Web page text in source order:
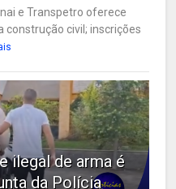
e Transpetro oferece
construção civil; inscrições
ilegal de arma é
da Polícia